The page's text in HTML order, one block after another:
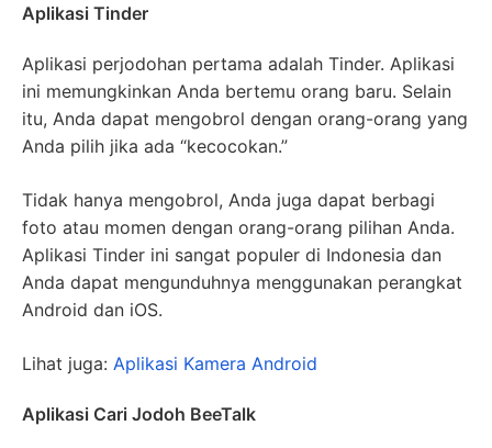
Aplikasi Tinder
Aplikasi perjodohan pertama adalah Tinder. Aplikasi
ini memungkinkan Anda bertemu orang baru. Selain
itu, Anda dapat mengobrol dengan orang-orang yang
Anda pilih jika ada “kecocokan.”
Tidak hanya mengobrol, Anda juga dapat berbagi
foto atau momen dengan orang-orang pilihan Anda.
Aplikasi Tinder ini sangat populer di Indonesia dan
Anda dapat mengunduhnya menggunakan perangkat
Android dan iOS.
Lihat juga: Aplikasi Kamera Android
Aplikasi Cari Jodoh BeeTalk